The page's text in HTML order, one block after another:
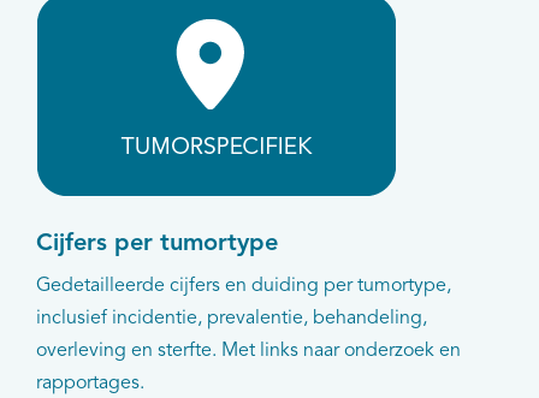
Cijfers per tumortype
Gedetailleerde cijfers en duiding per tumortype,
inclusief incidentie, prevalentie, behandeling,
overleving en sterfte. Met links naar onderzoek en
rapportages.